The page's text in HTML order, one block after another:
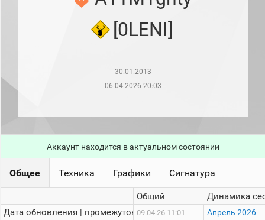
игроков
Статистика
стримеров
Информация
[0LENI]
30.01.2013
06.04.2026 20:03
Аккаунт находится в актуальном состоянии
Общее Техника Графики Сигнатура
Дата обновления | промежуток:
Общий
09.04.26 11:01
Динамика
Апрель 2026